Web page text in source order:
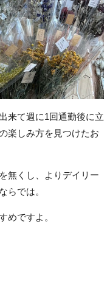
来て週に1回通勤後に立
楽しみ方を見つけたお
無くし、よりデイリー
らでは。
めですよ。